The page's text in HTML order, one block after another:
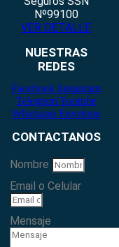
Nº99100
VER DETALLE
NUESTRAS
REDES
Facebook Instagram
Telegram Youtube
Whatsapp Envelope
CONTACTANOS
Nombre
Email o Celular
Mensaje